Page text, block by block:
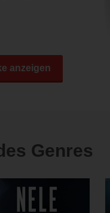
anzeigen
Genres